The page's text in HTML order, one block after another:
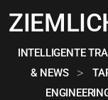
INTELLIGENTE
& NEWS
>